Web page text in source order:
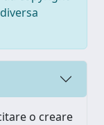
o creare